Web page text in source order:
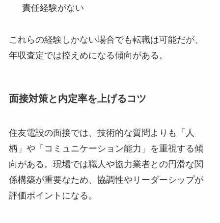
責任経験がない
これらの経験しかない場合でも転職は可能だが、
年収査定では控えめになる傾向がある。
面接対策と内定率を上げるコツ
住友電設の面接では、技術的な質問よりも「人
柄」や「コミュニケーション能力」を重視する傾
向がある。現場では職人や協力業者との円滑な関
係構築が重要なため、協調性やリーダーシップが
評価ポイントになる。